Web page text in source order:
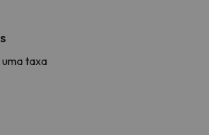
uma taxa